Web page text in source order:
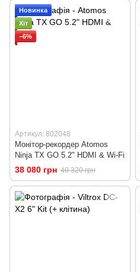
Новинка
Хіт
−6%
Артикул: 802048
Монітор-рекордер Atomos
Ninja TX GO 5.2" HDMI & Wi-Fi
38 080 грн 40 320 грн